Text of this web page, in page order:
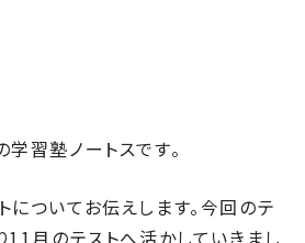
習塾ノートスです。
ついてお伝えします。今回のテ
11月のテストへ活かしていきまし